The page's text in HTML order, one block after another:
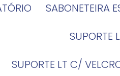
SABONETEIRA
SUPORTE LT C/